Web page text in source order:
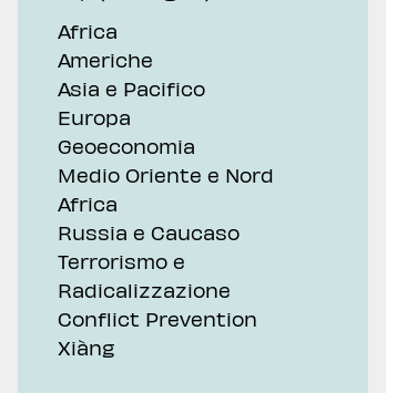
Africa
Americhe
Asia e Pacifico
Europa
Geoeconomia
Medio Oriente e Nord
Africa
Russia e Caucaso
Terrorismo e
Radicalizzazione
Conflict Prevention
Xiàng